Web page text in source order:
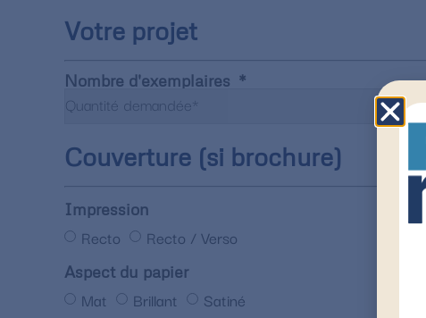
Votre projet
Nombre d'exemplaires
Couverture (si brochure)
Impression
Recto Recto / Verso
Aspect du papier
Mat Brillant Satiné